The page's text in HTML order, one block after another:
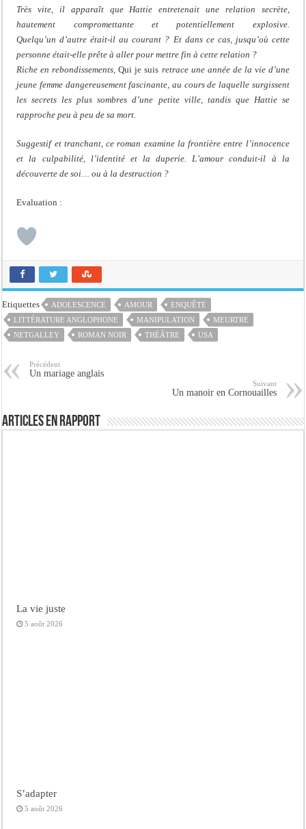
Très vite, il apparaît que Hattie entretenait une relation secrète,
hautement compromettante et potentiellement explosive.
Quelqu’un d’autre était-il au courant ? Et dans ce cas, jusqu’où cette
personne était-elle prête à aller pour mettre fin à cette relation ?
Riche en rebondissements,Qui je suis retrace une année de la vie d’une
jeune femme dangereusement fascinante, au cours de laquelle surgissent
les secrets les plus sombres d’une petite ville, tandis que Hattie se
rapproche peu à peu de sa mort.
Suggestif et tranchant, ce roman examine la frontière entre l’innocence
et la culpabilité, l’identité et la duperie. L’amour conduit-il à la
découverte de soi… ou à la destruction ?
Evaluation :
Etiquettes ADOLESCENCE AMOUR
ENQUÊTE
LITTÉRATURE ANGLOPHONE
MANIPULATION
MEURTRE
NETGALLEY
ROMAN NOIR THÉÂTRE USA
Précédent
Un mariage anglais
Suivant
Un manoir en Cornouailles
Articles en rapport
La vie juste
5 août 2026
S’adapter
5 août 2026